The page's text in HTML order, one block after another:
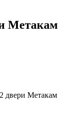
Метакам
двери Метакам